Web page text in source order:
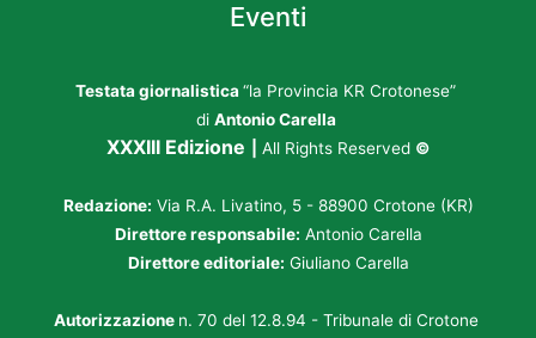
Eventi
Testata giornalistica “la Provincia KR Crotonese”
di Antonio Carella
XXXIII Edizione All Rights Reserved ©
Redazione: Via R.A. Livatino, 5 - 88900 Crotone (KR)
Direttore responsabile: Antonio Carella
Direttore editoriale: Giuliano Carella
Autorizzazione n. 70 del 12.8.94 - Tribunale di Crotone